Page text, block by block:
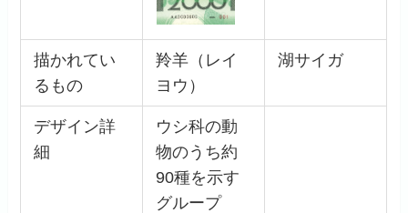
描かれてい
るもの
羚羊（レイ
ヨウ）
湖サイガ
デザイン詳
細
ウシ科の動
物のうち約
90種を示す
グループ